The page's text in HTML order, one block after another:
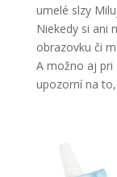
umelé slzy
Niekedy si ani
obrazovku či
A možno aj pri
upozorní na to,